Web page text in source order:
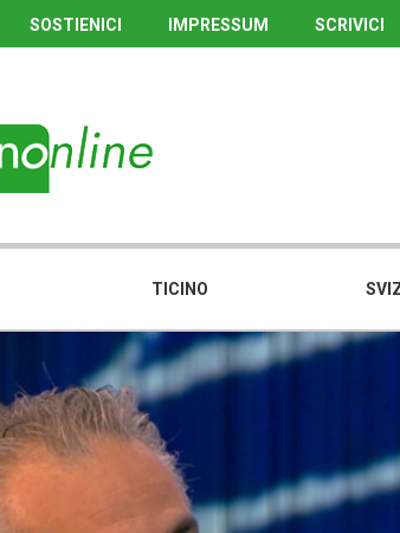
SOSTIENICI IMPRESSUM SCRIVICI
TICINO